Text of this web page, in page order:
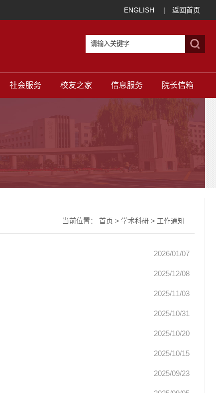
ENGLISH | 返回首页
社会服务 校友之家 信息服务 院长信箱
当前位置： 首页 > 学术科研 > 工作通知
2026/01/07
2025/12/08
2025/11/03
2025/10/31
2025/10/20
2025/10/15
2025/09/23